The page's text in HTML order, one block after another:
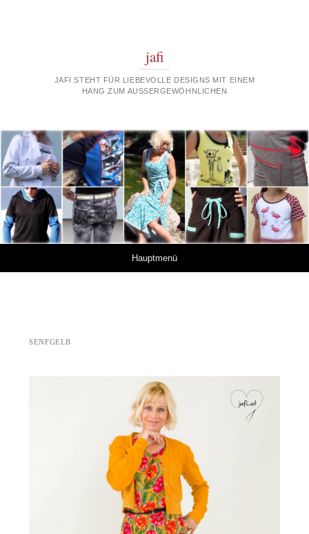
jafi
JAFI STEHT FÜR LIEBEVOLLE DESIGNS MIT EINEM
HANG ZUM AUSSERGEWÖHNLICHEN
Hauptmenü
SENFGELB